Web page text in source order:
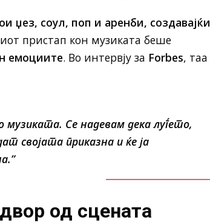
џез, соул, поп и аренби, создавајќи
пристап кон музиката беше
емоциите. Во интервју за Forbes, таа
музиката. Се надевам дека луѓето,
својата приказна и ќе ја
од сцената